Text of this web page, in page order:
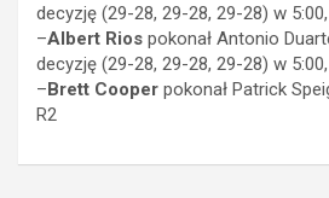
decyzję (29-28, 29-28, 29-28) w 5:00,
–Albert Rios pokonał Antonio
decyzję (29-28, 29-28, 29-28) w 5:00,
–Brett Cooper pokonał Patrick
R2